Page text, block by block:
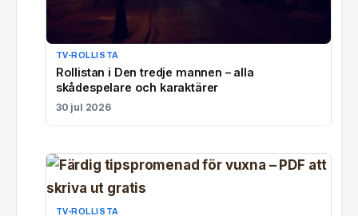
TV-ROLLISTA
Rollistan i Den tredje mannen – alla
skådespelare och karaktärer
30 jul 2026
TV-ROLLISTA